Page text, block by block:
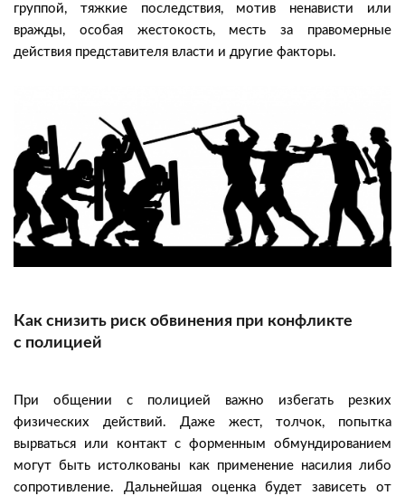
группой, тяжкие последствия, мотив ненависти или
вражды, особая жестокость, месть за правомерные
действия представителя власти и другие факторы.
Как снизить риск обвинения при конфликте
с полицией
При общении с полицией важно избегать резких
физических действий. Даже жест, толчок, попытка
вырваться или контакт с форменным обмундированием
могут быть истолкованы как применение насилия либо
сопротивление. Дальнейшая оценка будет зависеть от